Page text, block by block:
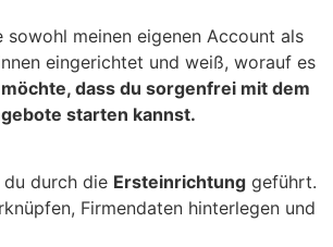
sowohl meinen eigenen Account als
eingerichtet und weiß, worauf es
dass du sorgenfrei mit dem
starten kannst.
durch die Ersteinrichtung geführt.
Firmendaten hinterlegen und